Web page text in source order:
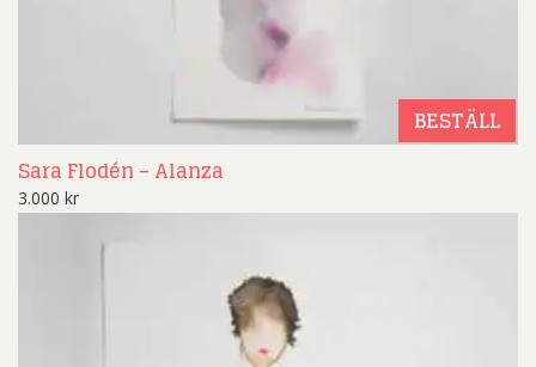
BESTÄLL
Sara Flodén – Alanza
3.000 kr